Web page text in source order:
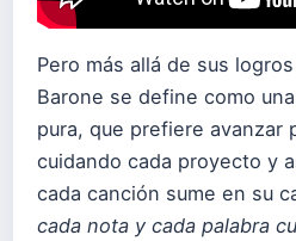
Pero más allá de sus
Barone se define como
pura, que prefiere avanzar
cuidando cada proyecto y
cada canción sume en su
cada nota y cada palabra